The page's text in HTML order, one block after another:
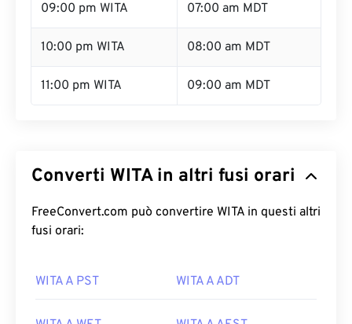
09:00 pm WITA 07:00 am MDT
10:00 pm WITA 08:00 am MDT
11:00 pm WITA 09:00 am MDT
Converti WITA in altri fusi orari
FreeConvert.com può convertire WITA in questi altri
fusi orari:
WITA A PST WITA A ADT